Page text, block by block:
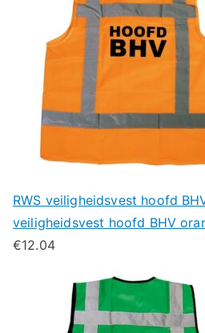
RWS veiligheidsvest hoofd
veiligheidsvest hoofd BHV
€12.04